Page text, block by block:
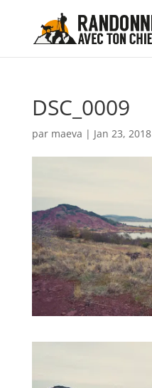
DSC_0009
par maeva | Jan 23, 2018